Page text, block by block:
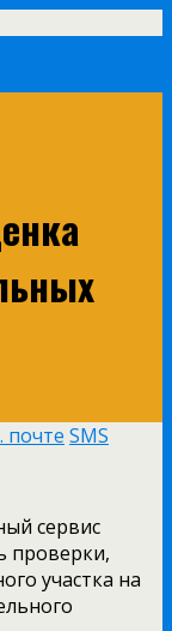
почте SMS
сервис
проверки,
участка на